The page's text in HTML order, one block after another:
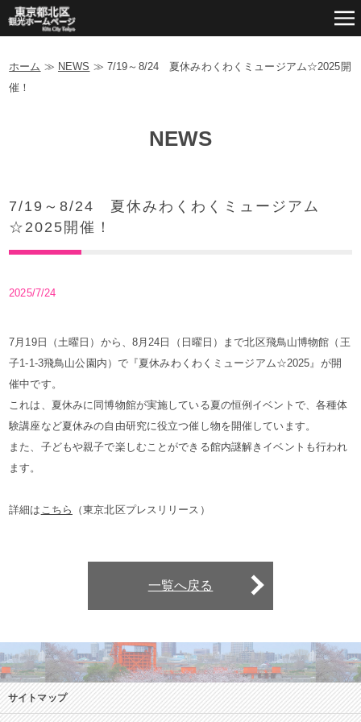
ホーム ≫ NEWS ≫ 7/19～8/24 夏休みわくわくミュージアム☆2025開
催！
NEWS
7/19～8/24 夏休みわくわくミュージアム
☆2025開催！
2025/7/24
7月19日（土曜日）から、8月24日（日曜日）まで北区飛鳥山博物館（王
子1-1-3飛鳥山公園内）で『夏休みわくわくミュージアム☆2025』が開
催中です。
これは、夏休みに同博物館が実施している夏の恒例イベントで、各種体
験講座など夏休みの自由研究に役立つ催し物を開催しています。
また、子どもや親子で楽しむことができる館内謎解きイベントも行われ
ます。
詳細は こちら （東京北区プレスリリース）
一覧へ戻る
サイトマップ